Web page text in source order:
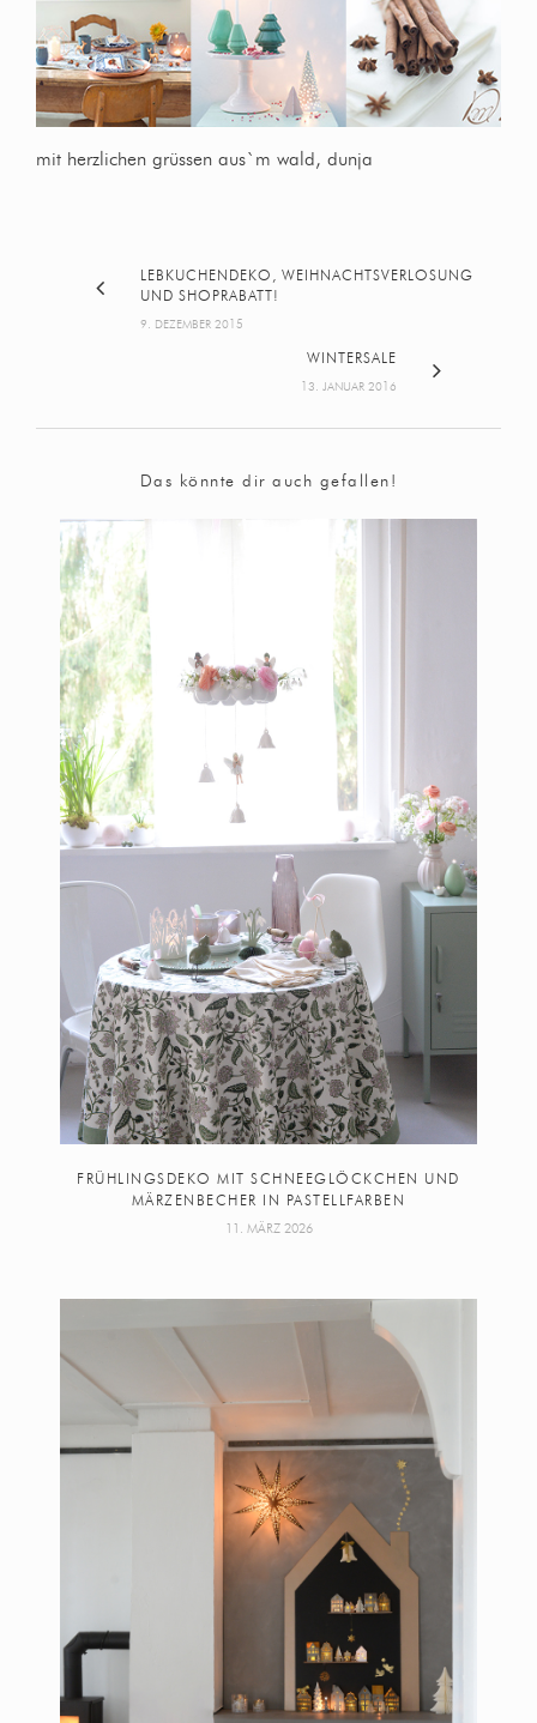
mit herzlichen grüssen aus`m wald, dunja
LEBKUCHENDEKO, WEIHNACHTSVERLOSUNG
UND SHOPRABATT!
9. DEZEMBER 2015
WINTERSALE
13. JANUAR 2016
Das könnte dir auch gefallen!
FRÜHLINGSDEKO MIT SCHNEEGLÖCKCHEN UND
MÄRZENBECHER IN PASTELLFARBEN
11. MÄRZ 2026